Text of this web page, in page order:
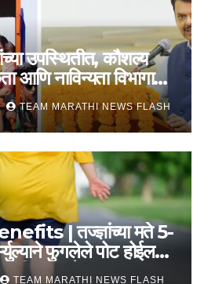
उपस्थितीत, कौशल्य
आणि नाविन्यता विभागाचे
TEAM MARATHI NEWS FLASH
| तज्ज्ञांच्या मते 5-
फुगलेले पोट होईल
फायदे
TEAM MARATHI NEWS FLASH